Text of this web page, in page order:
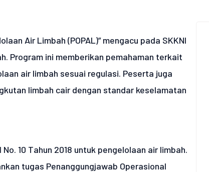
Air Limbah (POPAL)” mengacu pada SKKNI
Program ini memberikan pemahaman terkait
air limbah sesuai regulasi. Peserta juga
limbah cair dengan standar keselamatan
10 Tahun 2018 untuk pengelolaan air limbah.
tugas Penanggungjawab Operasional